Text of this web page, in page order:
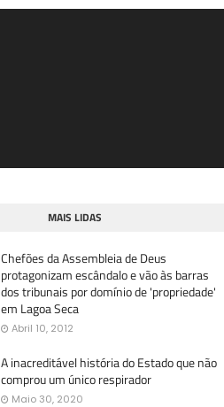
MAIS LIDAS
Chefões da Assembleia de Deus
protagonizam escândalo e vão às barras
dos tribunais por domínio de 'propriedade'
em Lagoa Seca
Abril 10, 2012
A inacreditável história do Estado que não
comprou um único respirador
Maio 30, 2020